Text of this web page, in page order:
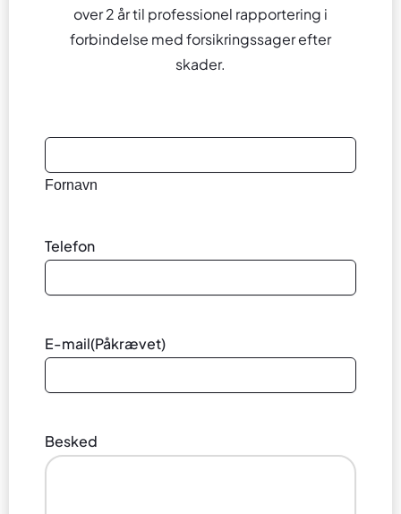
over 2 år til professionel rapportering i
forbindelse med forsikringssager efter
skader.
Fornavn
Telefon
E-mail(Påkrævet)
Besked